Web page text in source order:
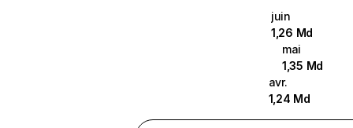
juin
1,26 Md
mai
1,35 Md
avr.
1,24 Md